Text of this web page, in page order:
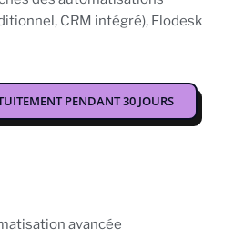
CRM intégré), Flodesk
PENDANT 30 JOURS
avancée